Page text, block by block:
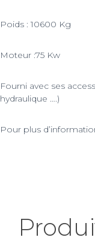
Poids : 10600 Kg
Moteur :75 Kw
Fourni avec ses
hydraulique ….)
Pour plus